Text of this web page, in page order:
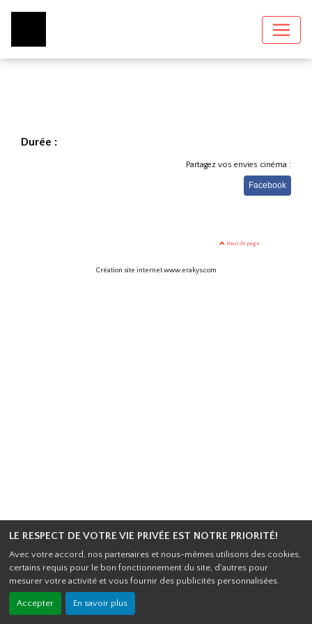
LE RESPECT DE VOTRE VIE PRIVÉE EST NOTRE PRIORITÉ!
Avec votre accord, nos partenaires et nous-mêmes utilisons des cookies,
certains requis pour le bon fonctionnement du site, d'autres pour
mesurer votre activité et vous fournir des publicités personnalisées.
Accepter En savoir plus
Durée :
Partagez vos envies cinéma :
Facebook
Haut de page
Création site internet www.erakys.com